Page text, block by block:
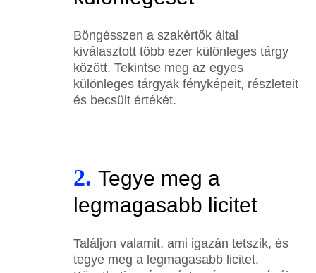
Böngésszen a szakértők által
kiválasztott több ezer különleges tárgy
között. Tekintse meg az egyes
különleges tárgyak fényképeit, részleteit
és becsült értékét.
2. Tegye meg a
legmagasabb licitet
Találjon valamit, ami igazán tetszik, és
tegye meg a legmagasabb licitet.